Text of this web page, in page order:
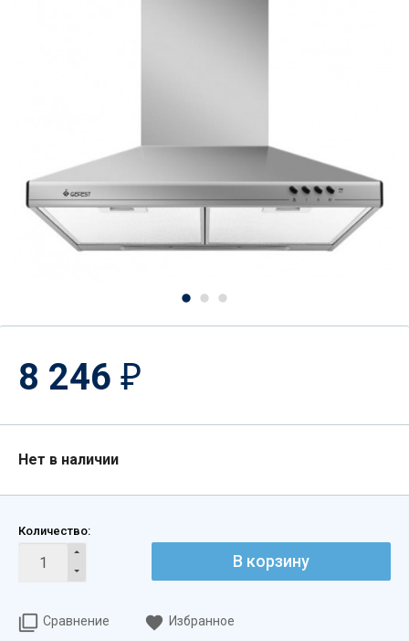
8 246 ₽
Нет в наличии
Количество:
В корзину
Сравнение Избранное